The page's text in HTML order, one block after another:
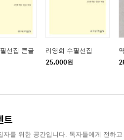
선집 큰글
리영희 수필선집
25,000원
트
자를 위한 공간입니다. 독자들에게 전하